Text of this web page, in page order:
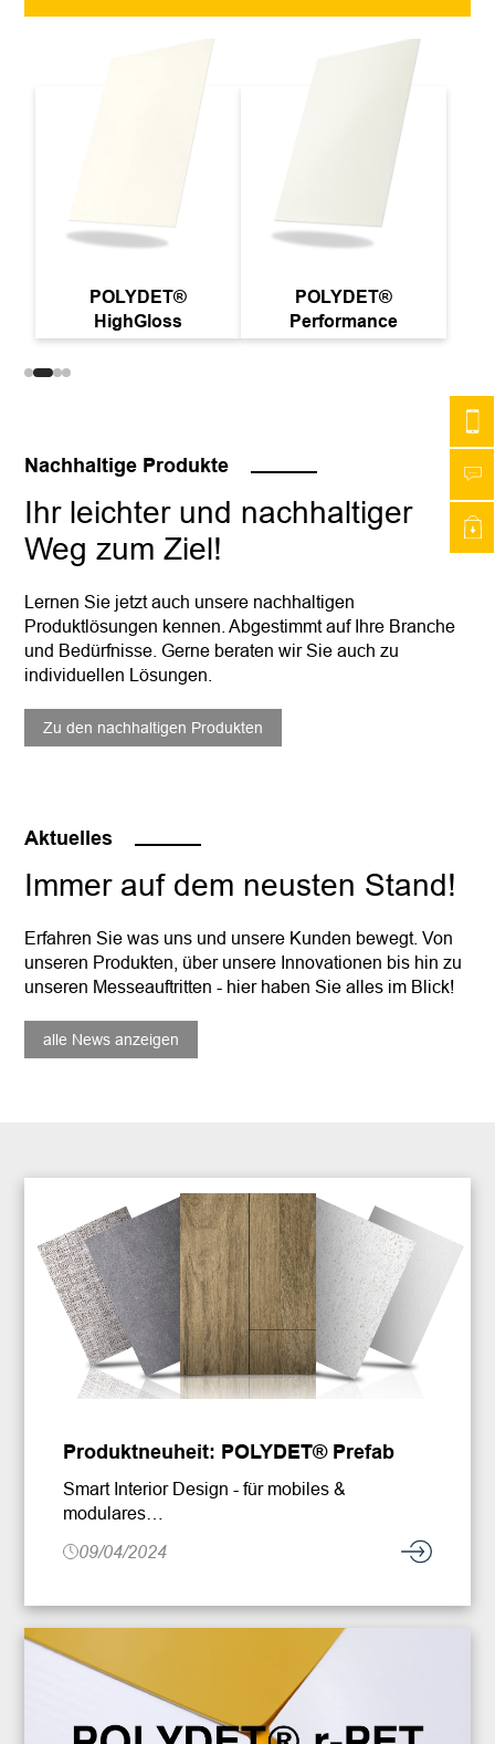
POLYDET® GripStar
Nachhaltige Produkte
Ihr leichter und nachhaltiger
Weg zum Ziel!
Lernen Sie jetzt auch unsere nachhaltigen
Produktlösungen kennen. Abgestimmt auf Ihre Branche
und Bedürfnisse. Gerne beraten wir Sie auch zu
individuellen Lösungen.
Zu den nachhaltigen Produkten
Aktuelles
Immer auf dem neusten Stand!
Erfahren Sie was uns und unsere Kunden bewegt. Von
unseren Produkten, über unsere Innovationen bis hin zu
unseren Messeauftritten - hier haben Sie alles im Blick!
alle News anzeigen
Produktneuheit: POLYDET® Prefab
Smart Interior Design - für mobiles &
modulares…
09/04/2024